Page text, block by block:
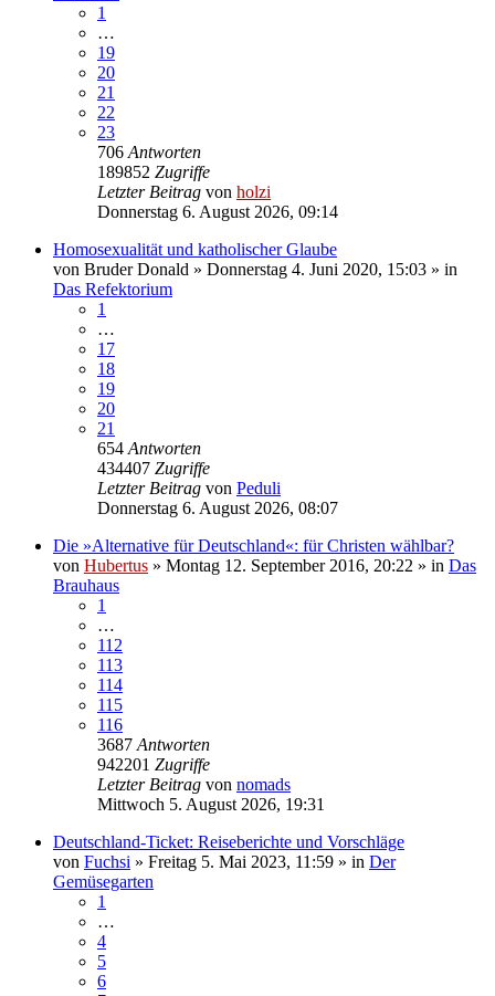
1
…
19
20
21
22
23
706 Antworten
189852 Zugriffe
Letzter Beitrag von holzi
Donnerstag 6. August 2026, 09:14
Homosexualität und katholischer Glaube
von Bruder Donald » Donnerstag 4. Juni 2020, 15:03 » in
Das Refektorium
1
…
17
18
19
20
21
654 Antworten
434407 Zugriffe
Letzter Beitrag von Peduli
Donnerstag 6. August 2026, 08:07
Die »Alternative für Deutschland«: für Christen wählbar?
von Hubertus » Montag 12. September 2016, 20:22 » in Das
Brauhaus
1
…
112
113
114
115
116
3687 Antworten
942201 Zugriffe
Letzter Beitrag von nomads
Mittwoch 5. August 2026, 19:31
Deutschland-Ticket: Reiseberichte und Vorschläge
von Fuchsi » Freitag 5. Mai 2023, 11:59 » in Der
Gemüsegarten
1
…
4
5
6